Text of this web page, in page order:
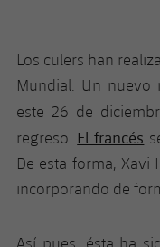
Los culers han
Mundial. Un nuevo
este 26 de
regreso. El francés
De esta forma,
incorporando de
Así pues, ésta ha